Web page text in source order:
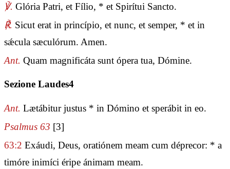
℣. Glória Patri, et Fílio, * et Spirítui Sancto.
℟. Sicut erat in princípio, et nunc, et semper, * et in
sǽcula sæculórum. Amen.
Ant. Quam magnificáta sunt ópera tua, Dómine.
Sezione Laudes4
Ant. Lætábitur justus * in Dómino et sperábit in eo.
Psalmus 63 [3]
63:2 Exáudi, Deus, oratiónem meam cum déprecor: * a
timóre inimíci éripe ánimam meam.